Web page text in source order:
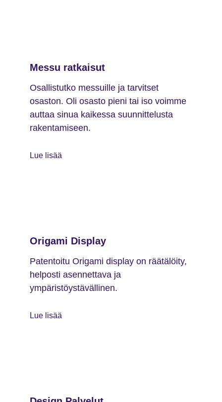
Messu ratkaisut
Osallistutko messuille ja tarvitset
osaston. Oli osasto pieni tai iso voimme
auttaa sinua kaikessa suunnittelusta
rakentamiseen.
Lue lisää
Origami Display
Patentoitu Origami display on räätälöity,
helposti asennettava ja
ympäristöystävällinen.
Lue lisää